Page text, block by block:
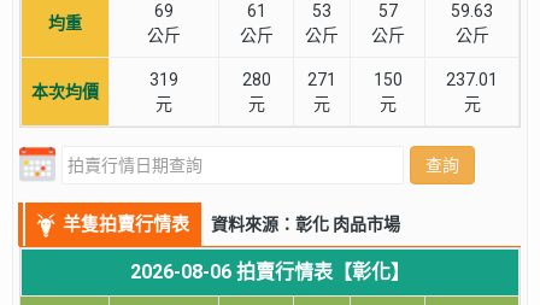
均重
69
公斤
61
公斤
53
公斤
57
公斤
59.63
公斤
本次均價
319
元
280
元
271
元
150
元
237.01
元
查詢
羊隻拍賣行情表 資料來源：彰化 肉品市場
2026-08-06 拍賣行情表【彰化】